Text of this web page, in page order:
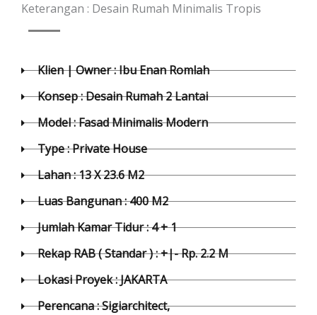
Keterangan : Desain Rumah Minimalis Tropis
Klien | Owner : Ibu Enan Romlah
Konsep : Desain Rumah 2 Lantai
Model : Fasad Minimalis Modern
Type : Private House
Lahan : 13 X 23.6 M2
Luas Bangunan : 400 M2
Jumlah Kamar Tidur : 4 + 1
Rekap RAB ( Standar ) : +|- Rp. 2.2 M
Lokasi Proyek : JAKARTA
Perencana : Sigiarchitect,